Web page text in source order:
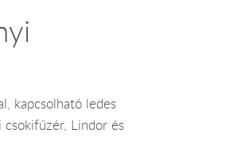
kapcsolható ledes
Lindor és